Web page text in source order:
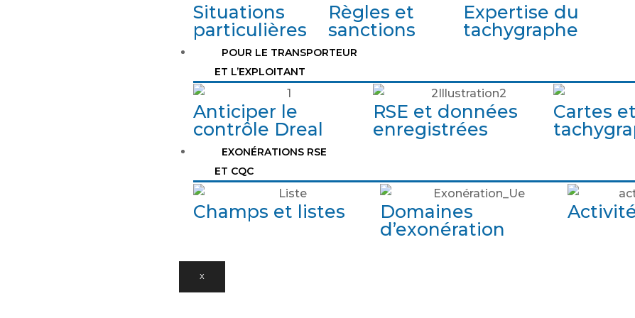
Situations
particulières
Règles et
sanctions
Expertise du
tachygraphe
POUR LE TRANSPORTEUR
ET L’EXPLOITANT
Anticiper le
contrôle Dreal
RSE et données
enregistrées
Cartes et
EXONÉRATIONS RSE
ET CQC
Champs et listes
Domaines
d’exonération
X